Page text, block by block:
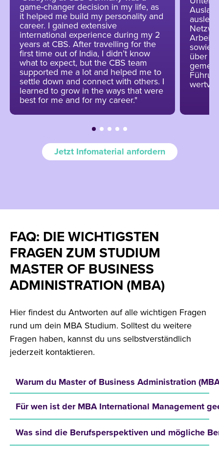
game-changer decision in my life, as
it helped me build my personality and
career. I gained extensive
international experience during my 2
years at CBS. After travelling for the
first time out of India, I didn’t know
what to expect, but the CBS team
supported me a lot and helped me to
settle down and connect with others. I
learned to grow in the ways that were
best for me and for my career."
sowie
über
Jetzt Infomaterial anfordern
FAQ: DIE WICHTIGSTEN
FRAGEN ZUM STUDIUM
MASTER OF BUSINESS
ADMINISTRATION (MBA)
Hier findest du Antworten auf alle wichtigen Fragen
rund um dein MBA Studium. Solltest du weitere
Fragen haben, kannst du uns selbstverständlich
jederzeit kontaktieren.
Warum du Master of Business Administration
Für wen ist der MBA International Management
Was sind die Berufsperspektiven und mögliche